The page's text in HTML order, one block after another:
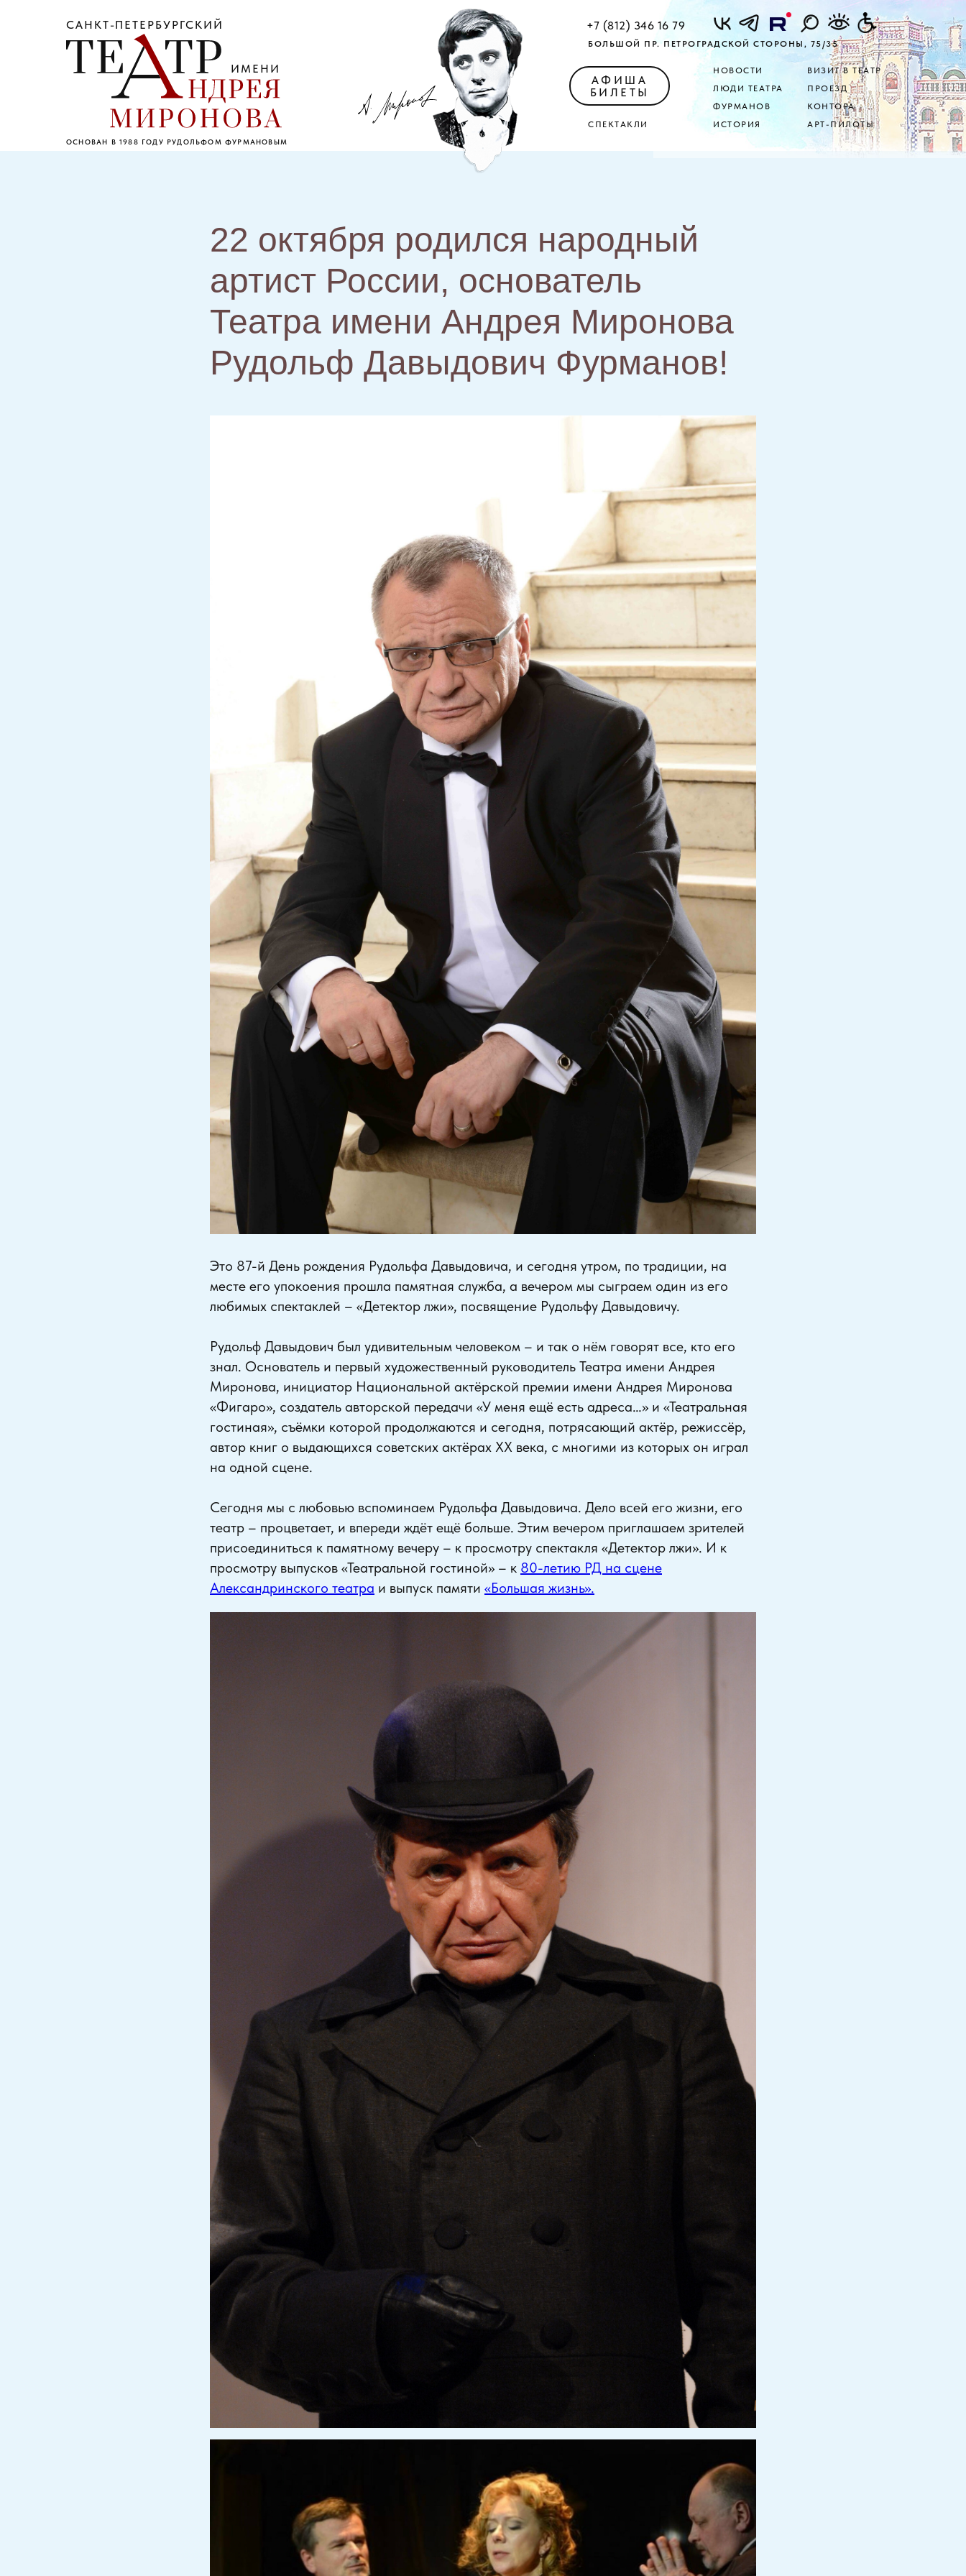
САНКТ-ПЕТЕРБУРГСКИЙ
ИМЕНИ
ОСНОВАН В 1988 ГОДУ РУДОЛЬФОМ ФУРМАНОВЫМ
+7 (812) 346 16 79
БОЛЬШОЙ ПР. ПЕТРОГРАДСКОЙ СТОРОНЫ, 75/35
АРТ-ПИЛОТЫ
КОНТОРА
ПРОЕЗД
ВИЗИТ В ТЕАТР
НОВОСТИ
ИСТОРИЯ
ФУРМАНОВ
ЛЮДИ ТЕАТРА
СПЕКТАКЛИ
АФИША
БИЛЕТЫ
22 октября родился народный
артист России, основатель
Театра имени Андрея Миронова
Рудольф Давыдович Фурманов!
Это 87-й День рождения Рудольфа Давыдовича, и сегодня утром, по традиции, на
месте его упокоения прошла памятная служба, а вечером мы сыграем один из его
любимых спектаклей – «Детектор лжи», посвящение Рудольфу Давыдовичу.
Рудольф Давыдович был удивительным человеком – и так о нём говорят все, кто его
знал. Основатель и первый художественный руководитель Театра имени Андрея
Миронова, инициатор Национальной актёрской премии имени Андрея Миронова
«Фигаро», создатель авторской передачи «У меня ещё есть адреса…» и «Театральная
гостиная», съёмки которой продолжаются и сегодня, потрясающий актёр, режиссёр,
автор книг о выдающихся советских актёрах ХХ века, с многими из которых он играл
на одной сцене.
Сегодня мы с любовью вспоминаем Рудольфа Давыдовича. Дело всей его жизни, его
театр – процветает, и впереди ждёт ещё больше. Этим вечером приглашаем зрителей
присоединиться к памятному вечеру – к просмотру спектакля «Детектор лжи». И к
просмотру выпусков «Театральной гостиной» – к 80-летию РД на сцене
Александринского театра и выпуск памяти «Большая жизнь».